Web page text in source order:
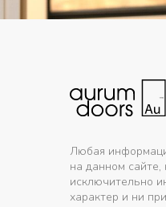
Любая
на данном сайте,
исключительно
характер и ни